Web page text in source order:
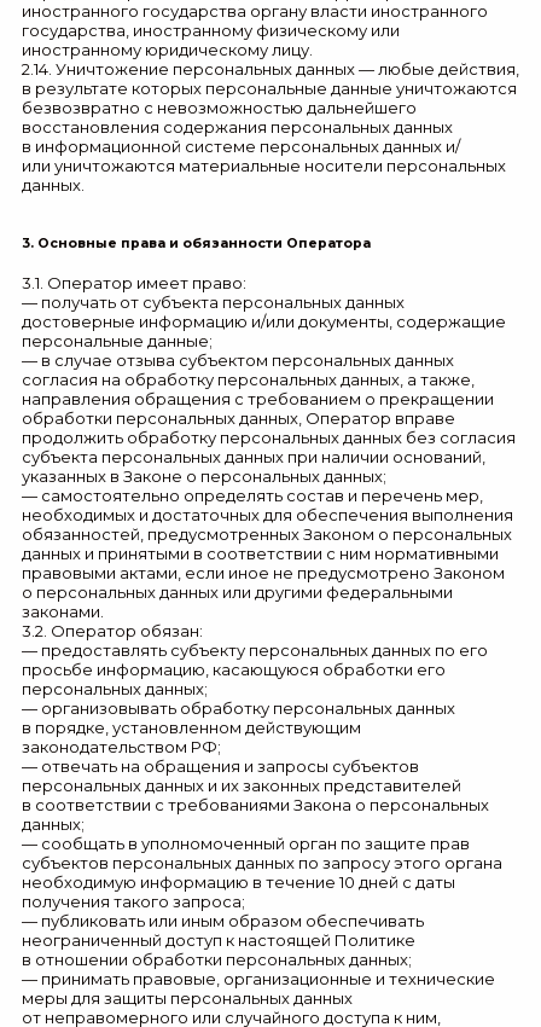
иностранного государства органу власти иностранного
государства, иностранному физическому или
иностранному юридическому лицу.
2.14. Уничтожение персональных данных — любые действия,
в результате которых персональные данные уничтожаются
безвозвратно с невозможностью дальнейшего
восстановления содержания персональных данных
в информационной системе персональных данных и/
или уничтожаются материальные носители персональных
данных.
3. Основные права и обязанности Оператора
3.1. Оператор имеет право:
— получать от субъекта персональных данных
достоверные информацию и/или документы, содержащие
персональные данные;
— в случае отзыва субъектом персональных данных
согласия на обработку персональных данных, а также,
направления обращения с требованием о прекращении
обработки персональных данных, Оператор вправе
продолжить обработку персональных данных без согласия
субъекта персональных данных при наличии оснований,
указанных в Законе о персональных данных;
— самостоятельно определять состав и перечень мер,
необходимых и достаточных для обеспечения выполнения
обязанностей, предусмотренных Законом о персональных
данных и принятыми в соответствии с ним нормативными
правовыми актами, если иное не предусмотрено Законом
о персональных данных или другими федеральными
законами.
3.2. Оператор обязан:
— предоставлять субъекту персональных данных по его
просьбе информацию, касающуюся обработки его
персональных данных;
— организовывать обработку персональных данных
в порядке, установленном действующим
законодательством РФ;
— отвечать на обращения и запросы субъектов
персональных данных и их законных представителей
в соответствии с требованиями Закона о персональных
данных;
— сообщать в уполномоченный орган по защите прав
субъектов персональных данных по запросу этого органа
необходимую информацию в течение 10 дней с даты
получения такого запроса;
— публиковать или иным образом обеспечивать
неограниченный доступ к настоящей Политике
в отношении обработки персональных данных;
— принимать правовые, организационные и технические
меры для защиты персональных данных
от неправомерного или случайного доступа к ним,